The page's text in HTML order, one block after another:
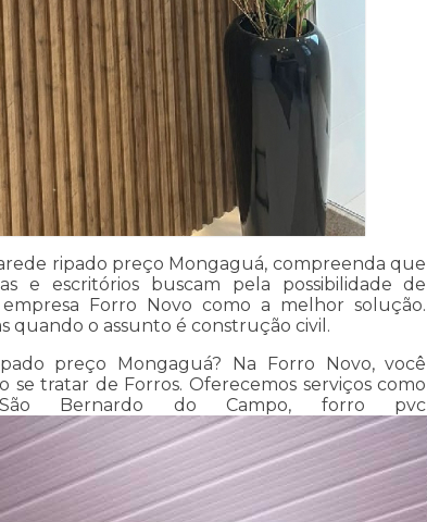
ripado preço Mongaguá, compreenda que
e escritórios buscam pela possibilidade de
Forro Novo como a melhor solução.
quando o assunto é construção civil.
preço Mongaguá? Na Forro Novo, você
se tratar de Forros. Oferecemos serviços como
Bernardo do Campo, forro pvc